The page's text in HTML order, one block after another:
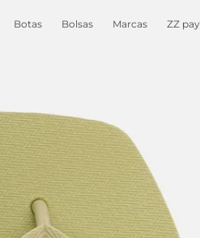
Botas Bolsas Marcas ZZ pay